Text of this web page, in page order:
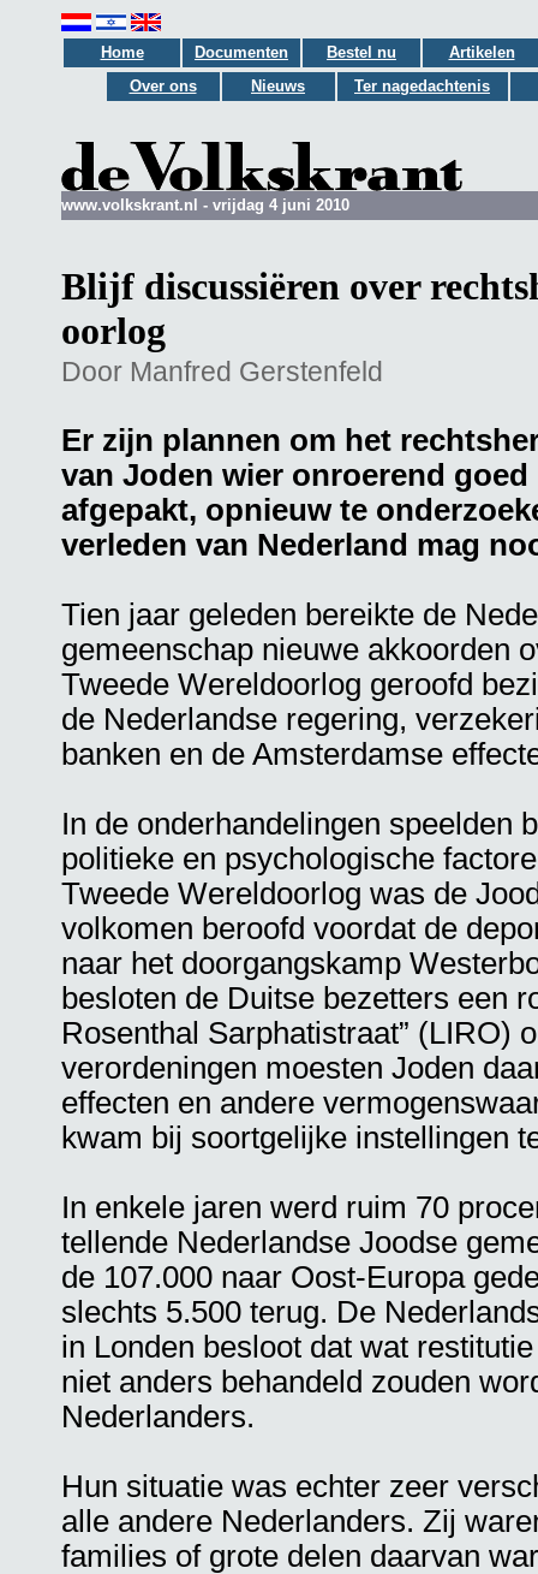
Home Documenten Bestel nu
Artikelen
Over ons
Nieuws Ter nagedachtenis
www.volkskrant.nl - vrijdag 4 juni 2010
Blijf discussiëren over
oorlog
Door Manfred Gerstenfeld
Er zijn plannen om het
van Joden wier onroerend
afgepakt, opnieuw te
verleden van Nederland mag
Tien jaar geleden bereikte de
gemeenschap nieuwe akkoorden
Tweede Wereldoorlog geroofd
de Nederlandse regering,
banken en de Amsterdamse
In de onderhandelingen speelden
politieke en psychologische
Tweede Wereldoorlog was de
volkomen beroofd voordat de
naar het doorgangskamp
besloten de Duitse bezetters een
Rosenthal Sarphatistraat” (LIRO)
verordeningen moesten Joden
effecten en andere
kwam bij soortgelijke instellingen
In enkele jaren werd ruim 70
tellende Nederlandse Joodse
de 107.000 naar Oost-Europa
slechts 5.500 terug. De
in Londen besloot dat wat
niet anders behandeld zouden
Nederlanders.
Hun situatie was echter zeer
alle andere Nederlanders. Zij
families of grote delen daarvan